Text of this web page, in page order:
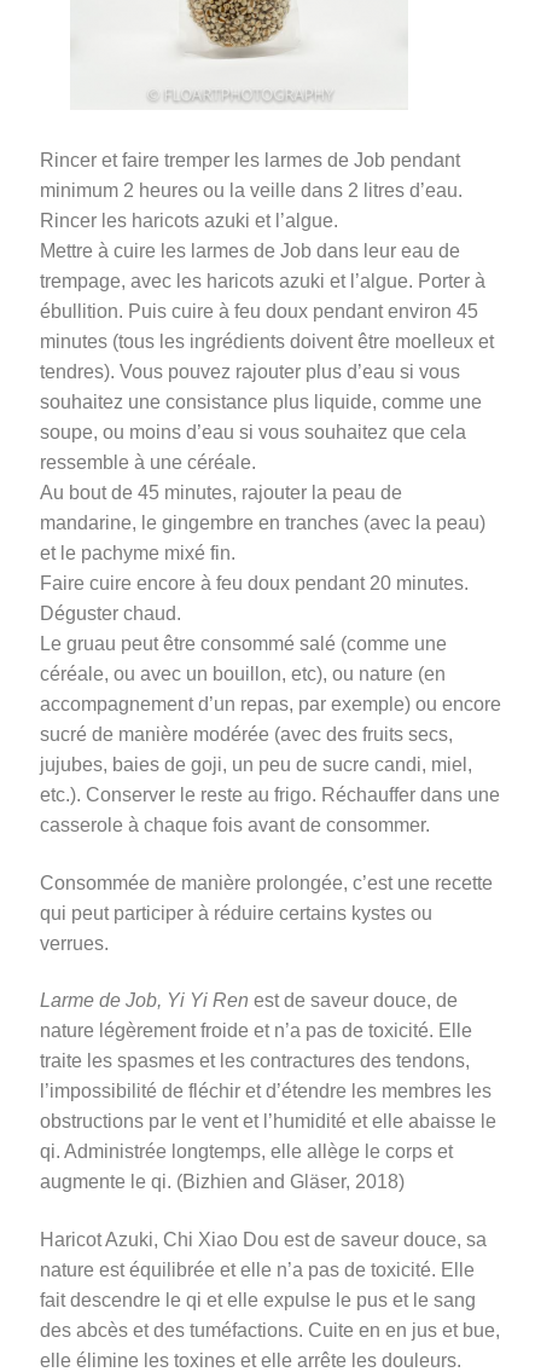
Rincer et faire tremper les larmes de Job pendant
minimum 2 heures ou la veille dans 2 litres d’eau.
Rincer les haricots azuki et l’algue.
Mettre à cuire les larmes de Job dans leur eau de
trempage, avec les haricots azuki et l’algue. Porter à
ébullition. Puis cuire à feu doux pendant environ 45
minutes (tous les ingrédients doivent être moelleux et
tendres). Vous pouvez rajouter plus d’eau si vous
souhaitez une consistance plus liquide, comme une
soupe, ou moins d’eau si vous souhaitez que cela
ressemble à une céréale.
Au bout de 45 minutes, rajouter la peau de
mandarine, le gingembre en tranches (avec la peau)
et le pachyme mixé fin.
Faire cuire encore à feu doux pendant 20minutes.
Déguster chaud.
Le gruau peut être consommé salé (comme une
céréale, ou avec un bouillon, etc), ou nature (en
accompagnement d’un repas, par exemple) ou encore
sucré de manière modérée (avec des fruits secs,
jujubes, baies de goji, un peu de sucre candi, miel,
etc.). Conserver le reste au frigo. Réchauffer dans une
casserole à chaque fois avant de consommer.
Consommée de manière prolongée, c’est une recette
qui peut participer à réduire certains kystes ou
verrues.
Larme de Job, Yi Yi Ren est de saveur douce, de
nature légèrement froide et n’a pas de toxicité. Elle
traite les spasmes et les contractures des tendons,
l’impossibilité de fléchir et d’étendre les membres les
obstructions par le vent et l’humidité et elle abaisse le
qi. Administrée longtemps, elle allège le corps et
augmente le qi. (Bizhien and Gläser, 2018)
Haricot Azuki, Chi Xiao Dou est de saveur douce, sa
nature est équilibrée et elle n’a pas de toxicité. Elle
fait descendre le qi et elle expulse le pus et le sang
des abcès et des tuméfactions. Cuite en en jus et bue,
elle élimine les toxines et elle arrête les douleurs.